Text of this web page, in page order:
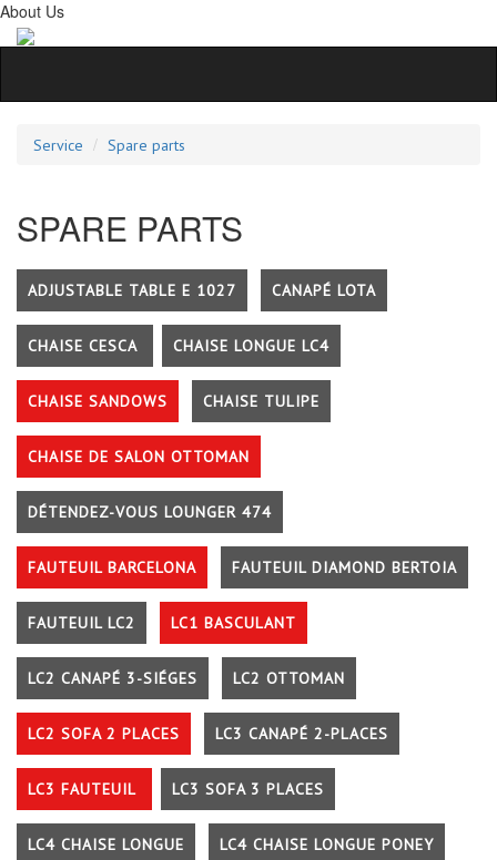
About Us
Service Spare parts
SPARE PARTS
ADJUSTABLE TABLE E 1027 CANAPÉ LOTA
CHAISE CESCA CHAISE LONGUE LC4
CHAISE SANDOWS CHAISE TULIPE
CHAISE DE SALON OTTOMAN
DÉTENDEZ-VOUS LOUNGER 474
FAUTEUIL BARCELONA FAUTEUIL DIAMOND BERTOIA
FAUTEUIL LC2 LC1 BASCULANT
LC2 CANAPÉ 3-SIÉGES LC2 OTTOMAN
LC2 SOFA 2 PLACES LC3 CANAPÉ 2-PLACES
LC3 FAUTEUIL LC3 SOFA 3 PLACES
LC4 CHAISE LONGUE LC4 CHAISE LONGUE PONEY